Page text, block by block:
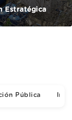
Estratégica
Pública